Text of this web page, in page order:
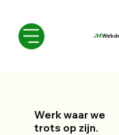
Werk waar we
trots op zijn.
JM